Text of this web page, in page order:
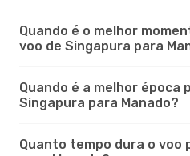
Quando é o melhor
voo de Singapura para
Quando é a melhor época
Singapura para Manado?
Quanto tempo dura o voo